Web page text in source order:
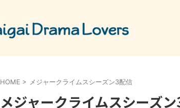
HOME > メジャークライムスシーズン3配信
メジャークライムスシーズ